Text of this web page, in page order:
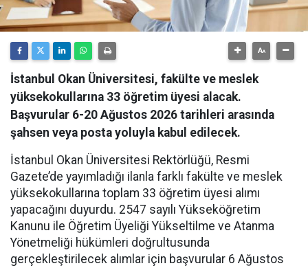
İstanbul Okan Üniversitesi, fakülte ve meslek
yüksekokullarına 33 öğretim üyesi alacak.
Başvurular 6-20 Ağustos 2026 tarihleri arasında
şahsen veya posta yoluyla kabul edilecek.
İstanbul Okan Üniversitesi Rektörlüğü, Resmi
Gazete’de yayımladığı ilanla farklı fakülte ve meslek
yüksekokullarına toplam 33 öğretim üyesi alımı
yapacağını duyurdu. 2547 sayılı Yükseköğretim
Kanunu ile Öğretim Üyeliği Yükseltilme ve Atanma
Yönetmeliği hükümleri doğrultusunda
gerçekleştirilecek alımlar için başvurular 6 Ağustos